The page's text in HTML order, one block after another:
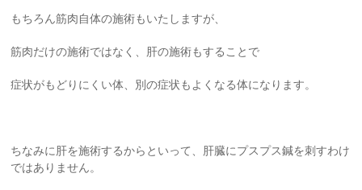
もちろん筋肉自体の施術もいたしますが、
筋肉だけの施術ではなく、肝の施術もすることで
症状がもどりにくい体、別の症状もよくなる体になります。
ちなみに肝を施術するからといって、肝臓にプスプス鍼を刺すわけ
ではありません。